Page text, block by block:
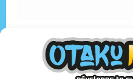
du club manga du collège
Manche